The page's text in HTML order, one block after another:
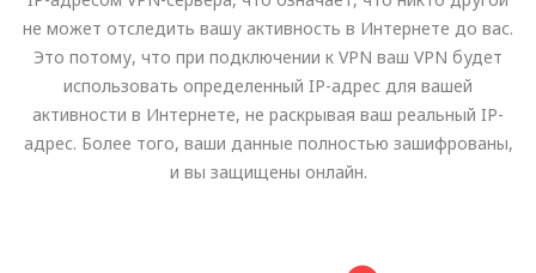
не может отследить вашу активность в Интернете до вас.
Это потому, что при подключении к VPN ваш VPN будет
использовать определенный IP-адрес для вашей
активности в Интернете, не раскрывая ваш реальный IP-
адрес. Более того, ваши данные полностью зашифрованы,
и вы защищены онлайн.